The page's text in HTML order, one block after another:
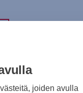
joiden avulla